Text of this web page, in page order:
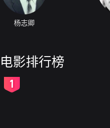
杨志卿
电影排行榜